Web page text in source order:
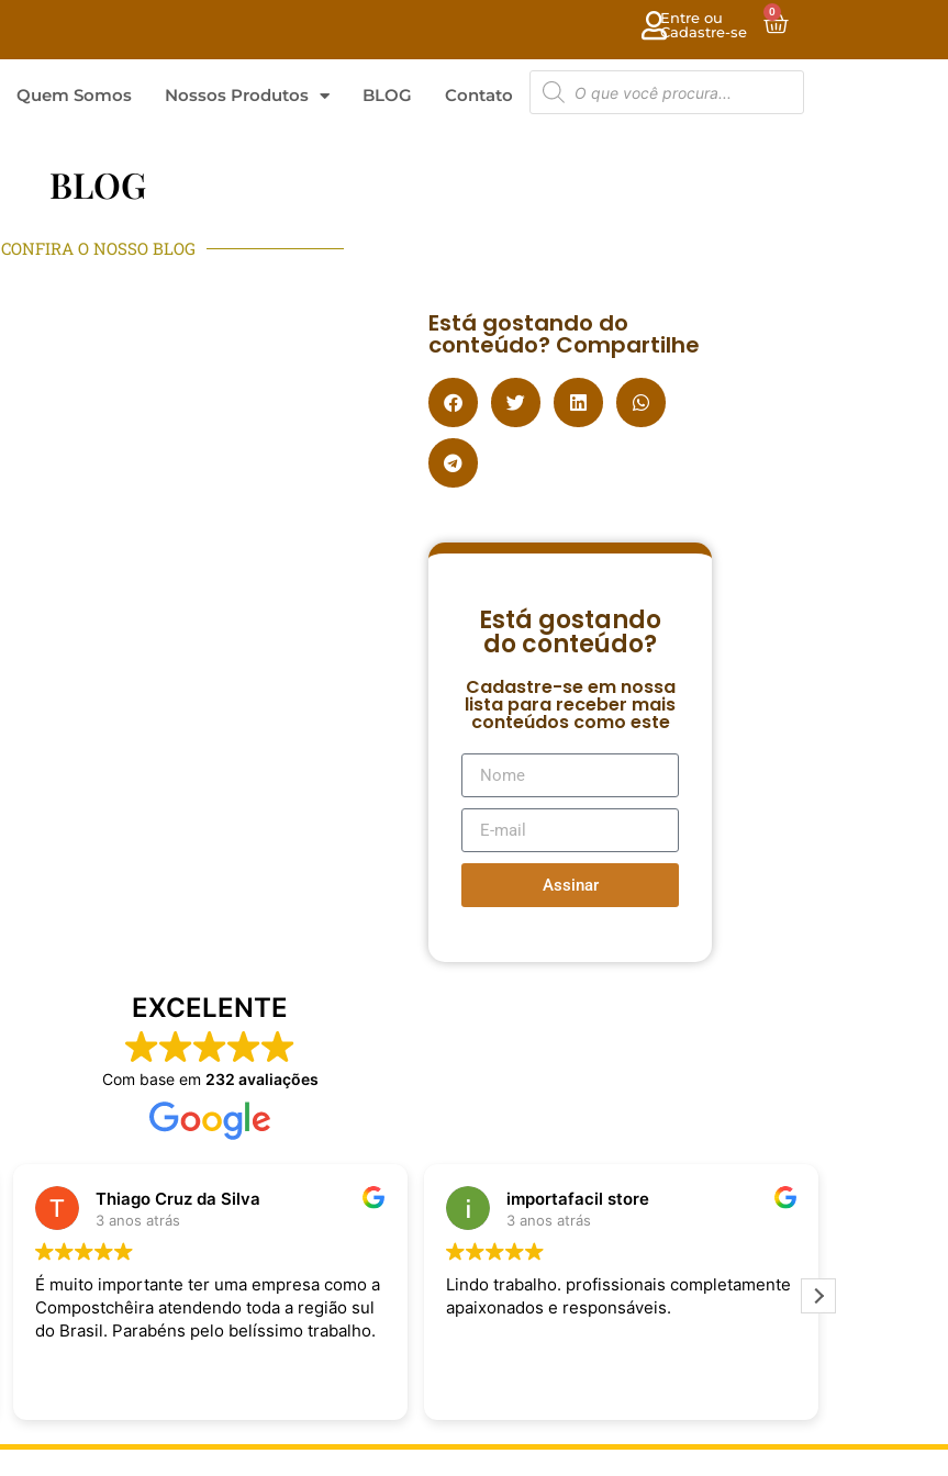
Entre ou
Cadastre-se
0
Quem Somos Nossos Produtos BLOG Contato
BLOG
CONFIRA O NOSSO BLOG
Está gostando do
conteúdo? Compartilhe
Está gostando
do conteúdo?
Cadastre-se em nossa
lista para receber mais
conteúdos como este
Assinar
EXCELENTE
Com base em 232 avaliações
Thiago Cruz da Silva
3 anos atrás
É muito importante ter uma empresa como a
Compostchêira atendendo toda a região sul
do Brasil. Parabéns pelo belíssimo trabalho.
importafacil store
3 anos atrás
Lindo trabalho. profissionais completamente
apaixonados e responsáveis.